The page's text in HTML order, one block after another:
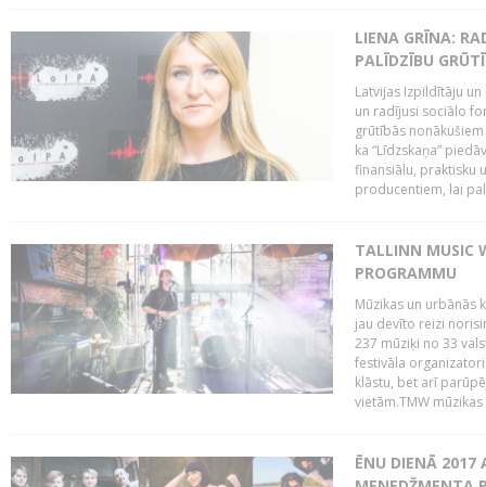
LIENA GRĪNA:
PALĪDZĪBU
Latvijas Izpildītāju
un radījusi sociālo
grūtībās
ka “Līdzskaņa”
finansiālu, praktisku
producentiem, lai
TALLINN MUSIC
PROGRAMMU
Mūzikas un urbānās
jau devīto reizi
237 mūziķi no 33
festivāla
klāstu, bet arī
vietām.TMW
ĒNU DIENĀ 2017